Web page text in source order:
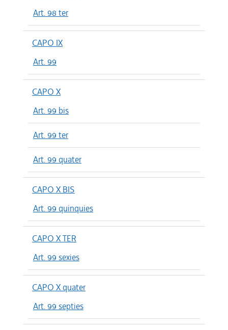
Art. 98 ter
CAPO IX
Art. 99
CAPO X
Art. 99 bis
Art. 99 ter
Art. 99 quater
CAPO X BIS
Art. 99 quinquies
CAPO X TER
Art. 99 sexies
CAPO X quater
Art. 99 septies